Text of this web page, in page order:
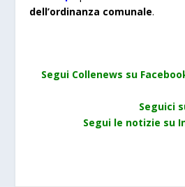
dell’ordinanza comunale.
Segui Collenews su
Seguici
Segui le notizie su